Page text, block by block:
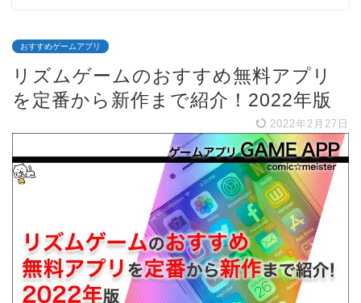
おすすめゲームアプリ
リズムゲームのおすすめ無料アプリ
を定番から新作まで紹介！2022年版
2022年2月27日